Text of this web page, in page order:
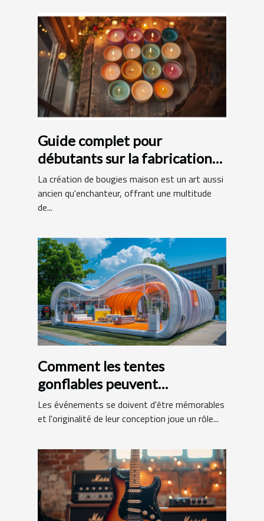
Guide complet pour
débutants sur la fabrication
de bougies maison
La création de bougies maison est un art aussi
ancien qu'enchanteur, offrant une multitude
de...
Comment les tentes
gonflables peuvent
dynamiser vos événements
Les événements se doivent d'être mémorables
et l'originalité de leur conception joue un rôle...